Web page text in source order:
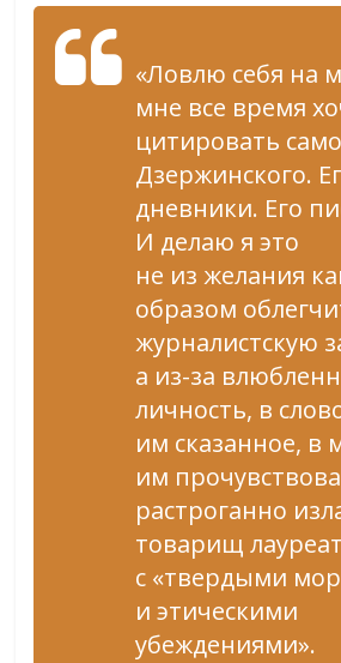
«Ловлю себя на
мне все время
цитировать
Дзержинского.
дневники. Его
И делаю я это
не из желания
образом
журналистскую
а из-за
личность, в
им сказанное, в
им
растроганно
товарищ лауреат
с «твердыми
и этическими
убеждениями».